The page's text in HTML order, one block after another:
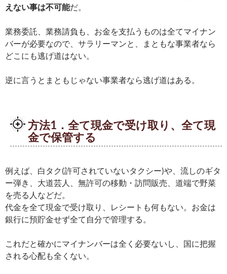
えない事は不可能だ。
業務委託、業務請負も、お金を支払うものは全てマイナン
バーが必要なので、サラリーマンと、まともな事業者なら
どこにも逃げ道はない。
逆に言うとまともじゃない事業者なら逃げ道はある。
方法1．全て現金で受け取り、全て現
金で保管する
例えば、白タク(許可されていないタクシー)や、流しのギタ
ー弾き、大道芸人、無許可の移動・訪問販売、道端で野菜
を売る人などだ。
代金を全て現金で受け取り、レシートも何もない。お金は
銀行に預貯金せず全て自分で管理する。
これだと確かにマイナンバーは全く必要ないし、国に把握
される心配も全くない。